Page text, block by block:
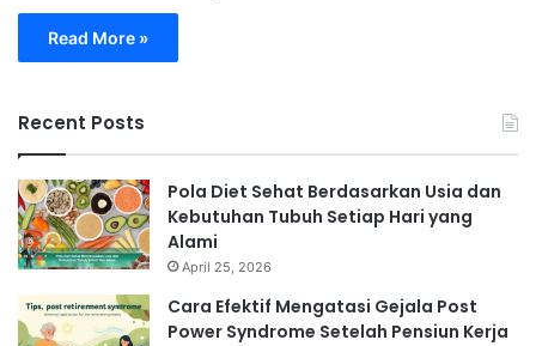
Read More »
Recent Posts
Pola Diet Sehat Berdasarkan Usia dan
Kebutuhan Tubuh Setiap Hari yang
Alami
April 25, 2026
Cara Efektif Mengatasi Gejala Post
Power Syndrome Setelah Pensiun Kerja